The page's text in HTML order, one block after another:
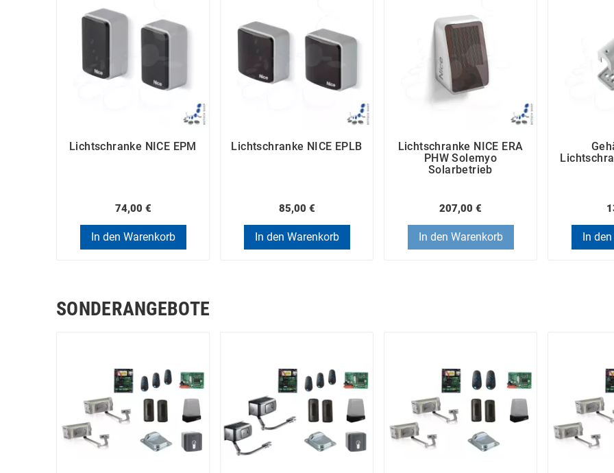
Lichtschranke NICE EPM
74,00 €
In den Warenkorb
Lichtschranke NICE EPLB
85,00 €
In den Warenkorb
Lichtschranke NICE ERA
PHW Solemyo
Solarbetrieb
207,00 €
In den Warenkorb In
SONDERANGEBOTE